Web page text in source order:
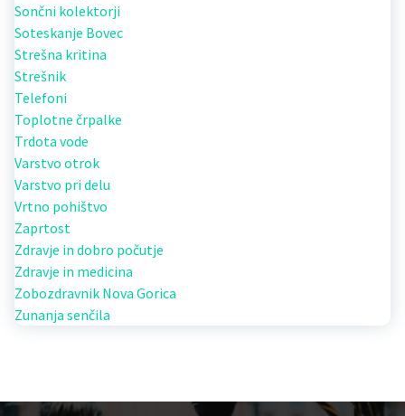
Sončni kolektorji
Soteskanje Bovec
Strešna kritina
Strešnik
Telefoni
Toplotne črpalke
Trdota vode
Varstvo otrok
Varstvo pri delu
Vrtno pohištvo
Zaprtost
Zdravje in dobro počutje
Zdravje in medicina
Zobozdravnik Nova Gorica
Zunanja senčila